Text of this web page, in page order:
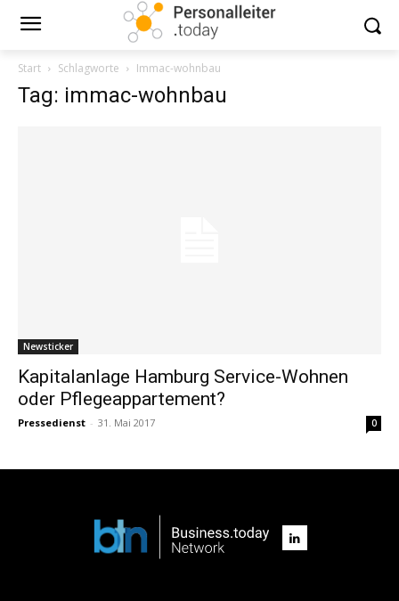
Start Schlagworte Immac-wohnbau
Tag: immac-wohnbau
Newsticker
Kapitalanlage Hamburg Service-Wohnen
oder Pflegeappartement?
Pressedienst - 31. Mai 2017 0